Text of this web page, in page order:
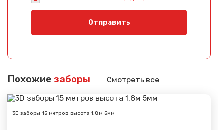
Отправить
Похожие заборы Смотреть все
3D заборы 15 метров высота 1,8м 5мм